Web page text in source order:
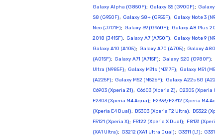
Galaxy Alpha (G850F); Galaxy S5 (G900F);
S8 (G950F); Galaxy S8+ (G955F); Galaxy Note 3
Neo (J701F); Galaxy S9 (G960F); Galaxy A8 Plus
2018 (J415F); Galaxy A7 (A750F); Galaxy Note 9
Galaxy A10 (A105); Galaxy A70 (A705); Galaxy
(A015F); Galaxy A71 (A715F); Galaxy S20 (G980F);
Ultra (N985F); Galaxy M31s (M317F); Galaxy M51
(A225F); Galaxy M52 (M526F); Galaxy A22s 5G
C6903 (Xperia Z1); C6603 (Xperia Z); C2305 (Xperia
E2303 (Xperia M4 Aqua); E2333/E2312 (Xperia M4
(Xperia E4 Dual); D5303 (Xperia T2 Ultra); D5322
F5121 (Xperia X); F5122 (Xperia X Dual); F8131
(XA1 Ultra); G3212 (XA1 Ultra Dual); G3311 (L1);